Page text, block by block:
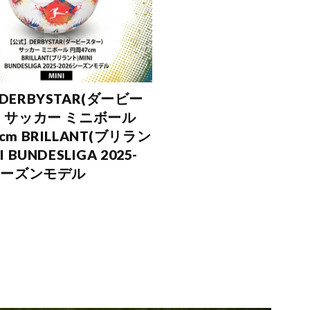
DERBYSTAR(ダービー
サッカー ミニボール
BRILLANT(ブリラン
BUNDESLIGA 2025-
ズンモデル